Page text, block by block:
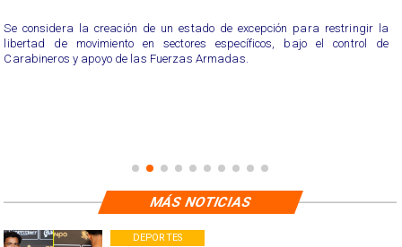
Se considera la creación de un estado de excepción para restringir la
libertad de movimiento en sectores específicos, bajo el control de
Carabineros y apoyo de las Fuerzas Armadas.
DEPORTES
MÁS NOTICIAS